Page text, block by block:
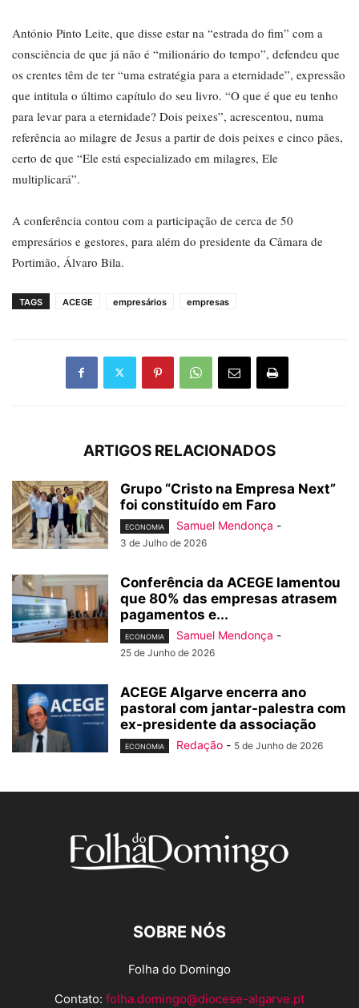
António Pinto Leite, que disse estar na “estrada do fim” com a
consciência de que já não é “milionário do tempo”, defendeu que
os crentes têm de ter “uma estratégia para a eternidade”, expressão
que intitula o último capítulo do seu livro. “O que é que eu tenho
para levar para a eternidade? Dois peixes”, acrescentou, numa
referência ao milagre de Jesus a partir de dois peixes e cinco pães,
certo de que “Ele está especializado em milagres, Ele
multiplicará”.
A conferência contou com a participação de cerca de 50
empresários e gestores, para além do presidente da Câmara de
Portimão, Álvaro Bila.
TAGS ACEGE empresários empresas
ARTIGOS RELACIONADOS
Grupo “Cristo na Empresa Next”
foi constituído em Faro
ECONOMIA Samuel Mendonça -
3 de Julho de 2026
Conferência da ACEGE lamentou
que 80% das empresas atrasem
pagamentos e...
ECONOMIA Samuel Mendonça -
25 de Junho de 2026
ACEGE Algarve encerra ano
pastoral com jantar-palestra com
ex-presidente da associação
ECONOMIA Redação - 5 de Junho de 2026
SOBRE NÓS
Folha do Domingo
Contato: folha.domingo@diocese-algarve.pt